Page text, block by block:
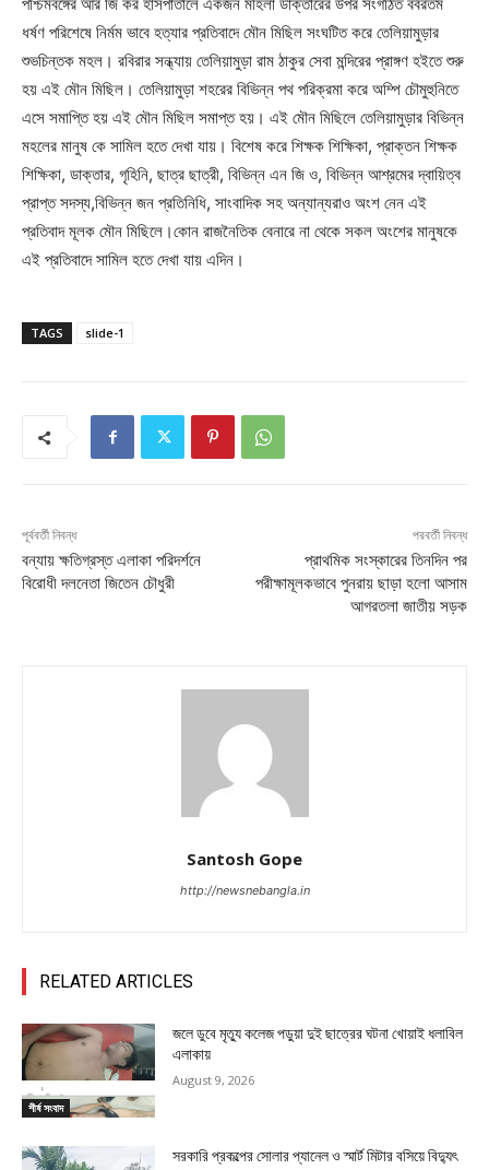
ধর্ষণ পরিশেষে নির্মম ভাবে হত্যার প্রতিবাদে মৌন মিছিল সংঘটিত করে তেলিয়ামুড়ার
শুভচিন্তক মহল। রবিরার সন্ধ্যায় তেলিয়ামুড়া রাম ঠাকুর সেবা মন্দিরের প্রাঙ্গণ হইতে শুরু
হয় এই মৌন মিছিল। তেলিয়ামুড়া শহরের বিভিন্ন পথ পরিক্রমা করে অম্পি চৌমুহুনিতে
এসে সমাপ্তি হয় এই মৌন মিছিল সমাপ্ত হয়। এই মৌন মিছিলে তেলিয়ামুড়ার বিভিন্ন
মহলের মানুষ কে সামিল হতে দেখা যায়। বিশেষ করে শিক্ষক শিক্ষিকা, প্রাক্তন শিক্ষক
শিক্ষিকা, ডাক্তার, গৃহিনি, ছাত্র ছাত্রী, বিভিন্ন এন জি ও, বিভিন্ন আশ্রমের দ্বায়িত্ব
প্রাপ্ত সদস্য,বিভিন্ন জন প্রতিনিধি, সাংবাদিক সহ অন্যান্যরাও অংশ নেন এই
প্রতিবাদ মূলক মৌন মিছিলে।কোন রাজনৈতিক বেনারে না থেকে সকল অংশের মানুষকে
এই প্রতিবাদে সামিল হতে দেখা যায় এদিন।
TAGS slide-1
পূর্ববর্তী নিবন্ধ
বন্যায় ক্ষতিগ্রস্ত এলাকা পরিদর্শনে
বিরোধী দলনেতা জিতেন চৌধুরী
পরবর্তী নিবন্ধ
প্রাথমিক সংস্কারের তিনদিন পর
পরীক্ষামূলকভাবে পুনরায় ছাড়া হলো আসাম
আগরতলা জাতীয় সড়ক
Santosh Gope
http://newsnebangla.in
RELATED ARTICLES
শীর্ষ সংবাদ
জলে ডুবে মৃত্যু কলেজ পড়ুয়া দুই ছাত্রের ঘটনা খোয়াই ধলাবিল
এলাকায়
August 9, 2026
সরকারি প্রকল্পের সোলার প্যানেল ও স্মার্ট মিটার বসিয়ে বিদ্যুৎ